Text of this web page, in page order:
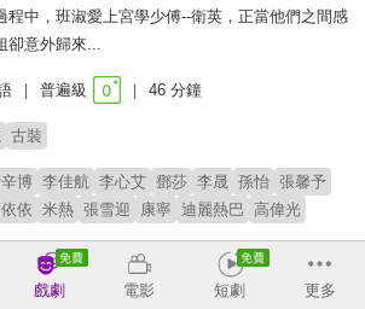
程中，班淑愛上宮學少傅--衛英，正當他們之間感
卻意外歸來...
普遍級 46 分鐘
古裝
博 李佳航 李心艾 鄧莎 李晟 孫怡 張馨予
依 米熱 張雪迎 康寧 迪麗熱巴 高偉光
戲劇 電影 短劇 更多